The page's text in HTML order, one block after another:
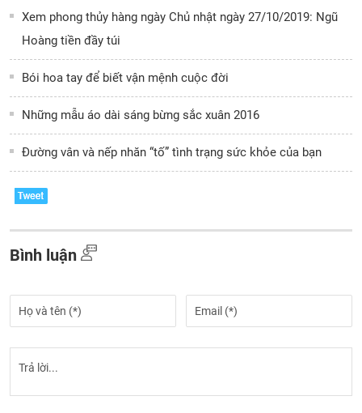
Xem phong thủy hàng ngày Chủ nhật ngày 27/10/2019: Ngũ
Hoàng tiền đầy túi
Bói hoa tay để biết vận mệnh cuộc đời
Những mẫu áo dài sáng bừng sắc xuân 2016
Đường vân và nếp nhăn “tố” tình trạng sức khỏe của bạn
Bình luận